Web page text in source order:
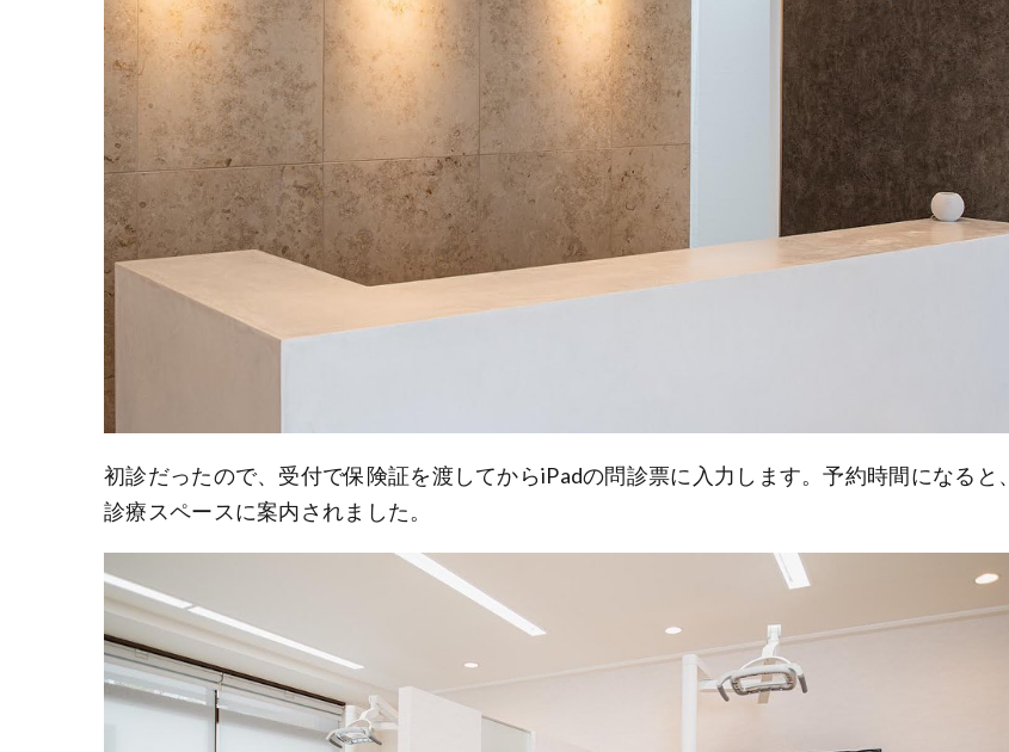
初診だったので、受付で保険証を渡してからiPadの問診票に入力します。予約時間になると、
診療スペースに案内されました。